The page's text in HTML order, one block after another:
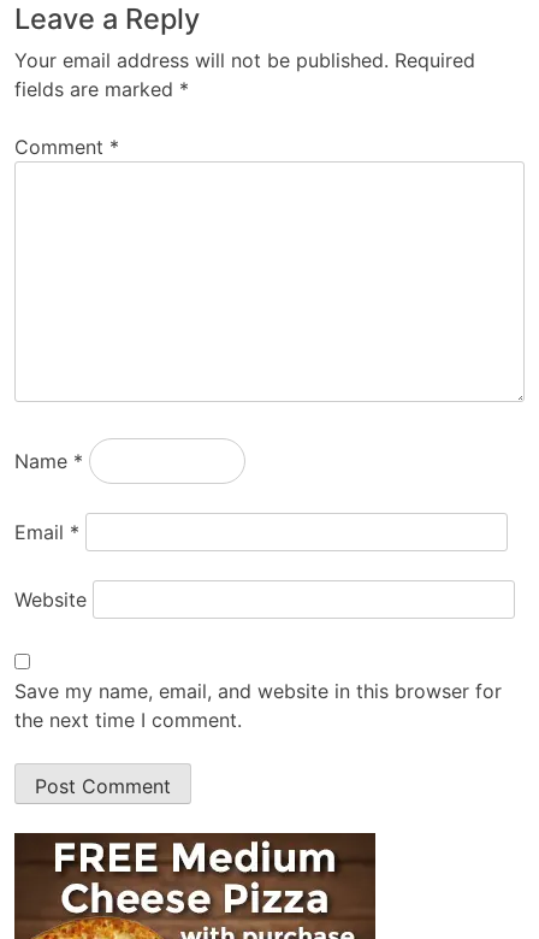
Leave a Reply
Your email address will not be published. Required
fields are marked *
Comment *
Name *
Email *
Website
Save my name, email, and website in this browser for
the next time I comment.